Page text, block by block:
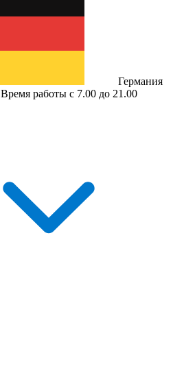
Германия
Время работы с 7.00 до 21.00